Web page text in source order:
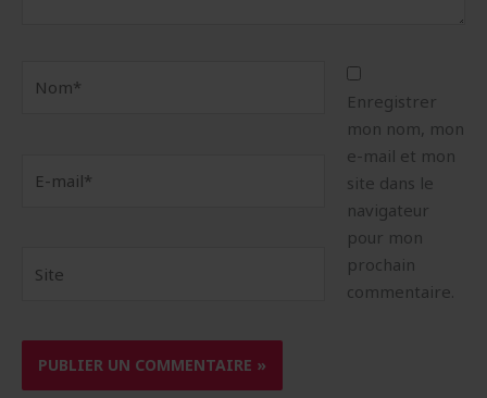
mail*
Enregistrer
mon nom, mon
e-mail et mon
site dans le
navigateur
pour mon
prochain
commentaire.